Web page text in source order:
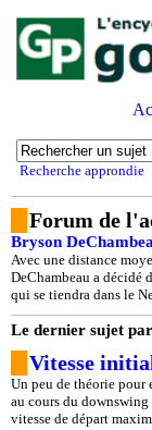
Recherche approndie
Forum de
Bryson
Avec une distance
DeChambeau a décidé
qui se tiendra dans le
Le dernier sujet
Vitesse
Un peu de théorie pour
au cours du
vitesse de départ